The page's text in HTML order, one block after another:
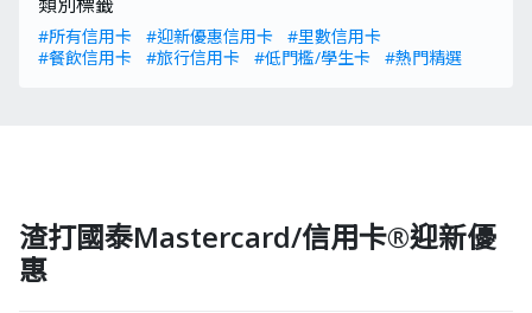
#所有信用卡 #迎新優惠信用卡
#里數信用卡
#餐飲信用卡
#旅行信用卡 #低門檻/學生卡 #熱門精選
渣打國泰Mastercard/信用卡®迎新優
惠